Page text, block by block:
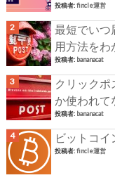
投稿者:fincle運営
最短でいつ
用方法をわ
投稿者: bananacat
クリックポ
か使われて
投稿者: bananacat
ビットコ
投稿者:fincle運営